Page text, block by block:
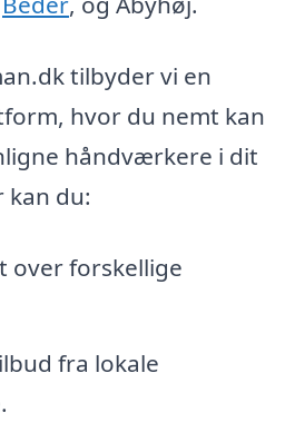
tilbyder vi en
hvor du nemt kan
håndværkere i dit
kan du:
over forskellige
fra lokale